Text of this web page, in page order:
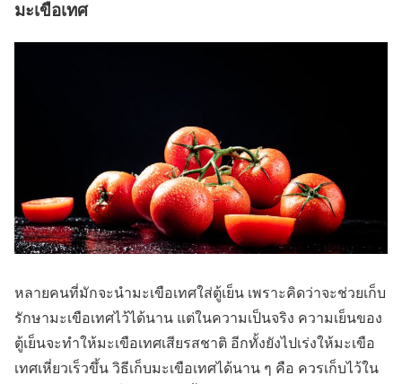
มะเขือเทศ
หลายคนที่มักจะนำมะเขือเทศใส่ตู้เย็น เพราะคิดว่าจะช่วยเก็บ
รักษามะเขือเทศไว้ได้นาน แต่ในความเป็นจริง ความเย็นของ
ตู้เย็นจะทำให้มะเขือเทศเสียรสชาติ อีกทั้งยังไปเร่งให้มะเขือ
เทศเหี่ยวเร็วขึ้น วิธีเก็บมะเขือเทศได้นาน ๆ คือ ควรเก็บไว้ใน